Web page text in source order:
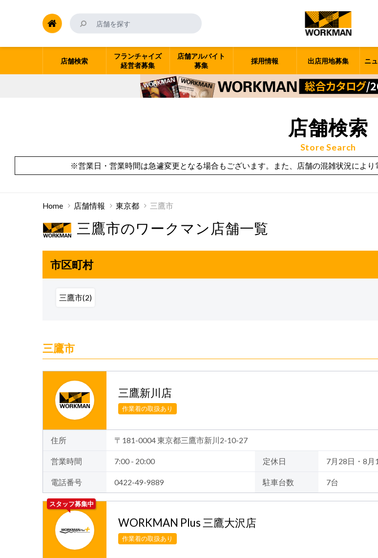
フランチャイズ
経営者募集
店舗検索
店舗アルバイト
募集
採用情報 出店用地募集 ニ
店舗検索
Store Search
※営業日・営業時間は急遽変更となる場合もございます。また、店舗の混雑状況により
Home 店舗情報 東京都 三鷹市
三鷹市のワークマン店舗一覧
市区町村
三鷹市(2)
三鷹市
三鷹新川店
作業着の取扱あり
住所 〒181-0004 東京都三鷹市新川2-10-27
営業時間 7:00 - 20:00 定休日 7月28日・8月
電話番号 0422-49-9889 駐車台数 7台
スタッフ募集中
WORKMAN Plus 三鷹大沢店
作業着の取扱あり